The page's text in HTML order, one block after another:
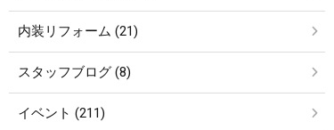
内装リフォーム (21)
スタッフブログ (8)
イベント (211)